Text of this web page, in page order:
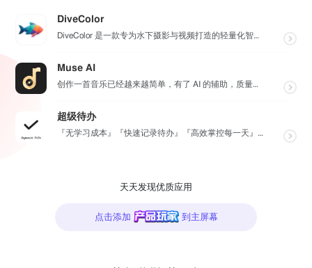
DiveColor
DiveColor 是一款专为水下摄影与视频打造的轻量化智能色彩修复工具，APP支持批量编辑，无需联...
Muse AI
创作一首音乐已经越来越简单，有了 AI 的辅助，质量更加有保障，Muse AI 可以让一个零经验用户...
超级待办
『无学习成本』『快速记录待办』『高效掌控每一天』『桌面小组件交互』『自动数据同步备份』
天天发现优质应用
点击添加 到主屏幕